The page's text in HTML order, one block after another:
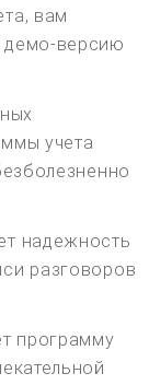
вам
демо-версию
учета
надежность
разговоров
программу